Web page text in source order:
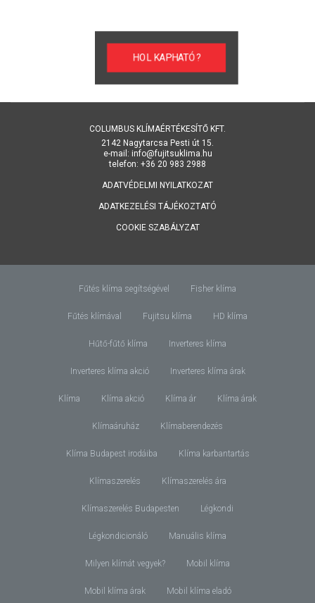
HOL KAPHATÓ?
COLUMBUS KLÍMAÉRTÉKESÍTŐ KFT.
2142 Nagytarcsa Pesti út 15.
e-mail: info@fujitsuklima.hu
telefon: +36 20 983 2988
ADATVÉDELMI NYILATKOZAT
ADATKEZELÉSI TÁJÉKOZTATÓ
COOKIE SZABÁLYZAT
Fűtés klíma segítségével Fisher klíma
Fűtés klímával Fujitsu klíma HD klíma
Hűtő-fűtő klíma Inverteres klíma
Inverteres klíma akció Inverteres klíma árak
Klíma Klíma akció Klíma ár Klíma árak
Klímaáruház Klímaberendezés
Klíma Budapest irodáiba Klíma karbantartás
Klímaszerelés Klímaszerelés ára
Klímaszerelés Budapesten Légkondi
Légkondicionáló Manuális klíma
Milyen klímát vegyek? Mobil klíma
Mobil klíma árak Mobil klíma eladó